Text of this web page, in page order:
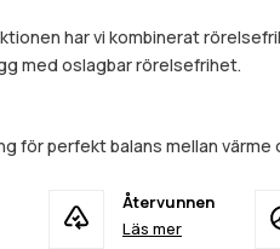
har vi kombinerat
med oslagbar rörelsefrihet.
för perfekt balans mellan
Återvunnen
Läs mer